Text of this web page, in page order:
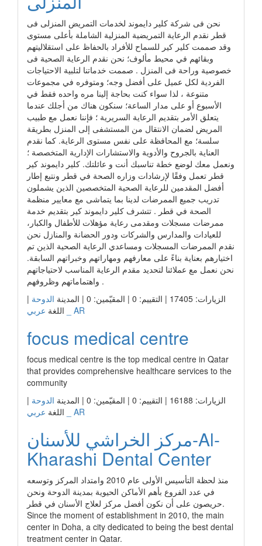
نحن فى شركة كلير دايموند لخدمات التمريض المنزلى فى
قطر نقدم الرعاية التمريضية المنزلية الشاملة بأعلى مستوى
وقد صممت كلير كير للسماح للأفراد بالحفاظ على استقلاليتهم
وبقائهم في محيط مألوف؛ نحن نقدم الرعاية الصحية فى
خصوصية وراحة فى المنزل . صممت خدماتنا لتلبية الاحتياجات
الفردية لكل عميل على أفضل وجه؛ ومتوفره في مجموعات
متنوعة ، لذا سواء كنت بحاجة إلينا مره واحده فقط في
الأسبوع أو على مدار الساعة؛ سنكون هناك من أجلك عندما
يتعلق الأمر بتقديم الرعاية السريرية ؛ فإننا نعمل مع طبيب
المريض لضمان الانتقال من المستشفى إلى المنزل بطريقة
سلسة؛ مع المحافظة على نفس مستوى الرعاية. كما نقدم
العناية بالجروح والأدوية والاستشارات الإدارية المتخصصة ؛
ونعمل معك لوضع خطة تناسبك أنت و عائلتك. كلير دايموند كير
قطر تعمل وفقًا لإرشادات وزاره الصحة في قطر ونتبع إطار
أفضل المقدمين للرعاية الصحية المتخصصين الذين يشملون
تدريب جميع الممرضات لدينا بما يتماشى مع معايير منظمة
الصحة في قطر . تتشرف كلير دايموند كير بتقديم خدمة
ممرضات مسجلات ومقدمى رعاية مؤهلات للأطفال والكبار،
للعيادات والمدارس والشركات ودور الحضانة والمنازل نحن
نقدم الممرضات المسجلات ومساعدي الرعاية الصحية الذين تم
اختيارهم بعناية بناءً على معارفهم ومهاراتهم وخبراتهم السابقة.
نحن نعمل مع عملائنا لتحديد مقدم الرعاية المناسب لاحتياجاتهم
واهتماماتهم وظروفهم .
الزيارات: 17405 | التقييم: 0 | المقيّمين: 0 | المدينة
الدوحة |
اللغة عربي _ AR
focus medical centre
focus medical centre is the top medical centre in Qatar
that provides comprehensive healthcare services to the
community
الزيارات: 16188 | التقييم: 0 | المقيّمين: 0 | المدينة
الدوحة |
اللغة عربي _ AR
مركز الخراشي للأسنان-Al-
Kharashi Dental Center
منذ لحظة التأسيس الأولى عام 2010 وامتداد المركز وتوسعه
في عدد الفروع بأهم الأماكن الحيوية بمدينة الدوحة ونحن
حريصون على أن نكون أفضل مركز لعلاج الأسنان في قطر.
Since the moment of establishment in 2010, the main
center in Doha, a city dedicated to being the best dental
treatment center in Qatar.